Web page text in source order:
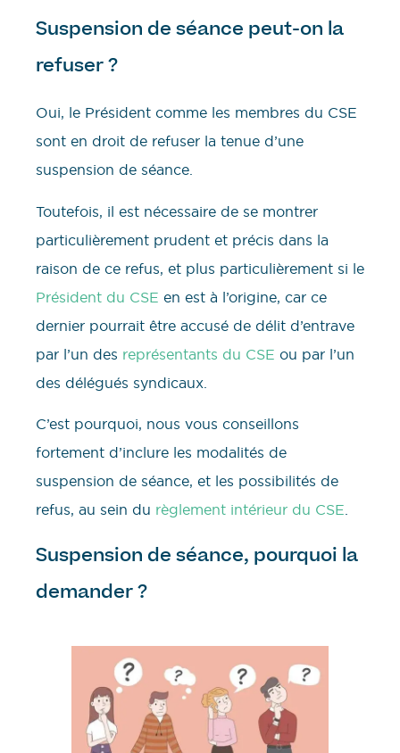
Suspension de séance peut-on la
refuser ?
Oui, le Président comme les membres du CSE
sont en droit de refuser la tenue d’une
suspension de séance.
Toutefois, il est nécessaire de se montrer
particulièrement prudent et précis dans la
raison de ce refus, et plus particulièrement si le
Président du CSE en est à l’origine, car ce
dernier pourrait être accusé de délit d’entrave
par l’un des représentants du CSE ou par l’un
des délégués syndicaux.
C’est pourquoi, nous vous conseillons
fortement d’inclure les modalités de
suspension de séance, et les possibilités de
refus, au sein du règlement intérieur du CSE.
Suspension de séance, pourquoi la
demander ?